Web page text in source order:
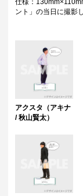
仕様：
ント」の当日に撮影
アクスタ（アキナ
/ 秋山賢太）